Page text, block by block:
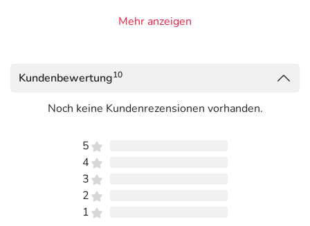
Mehr anzeigen
Kundenbewertung10
Noch keine Kundenrezensionen vorhanden.
5
4
3
2
1